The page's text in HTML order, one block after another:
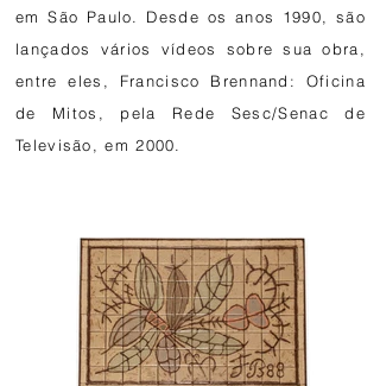
em São Paulo. Desde os anos 1990, são
lançados vários vídeos sobre sua obra,
entre eles, Francisco Brennand: Oficina
de Mitos, pela Rede Sesc/Senac de
Televisão, em 2000.